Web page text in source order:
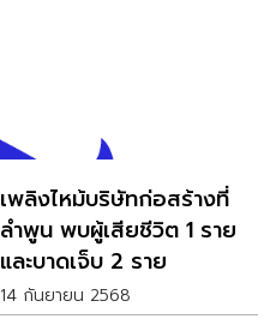
เพลิงไหม้บริษัทก่อสร้างที่
ลำพูน พบผู้เสียชีวิต 1 ราย
และบาดเจ็บ 2 ราย
14 กันยายน 2568